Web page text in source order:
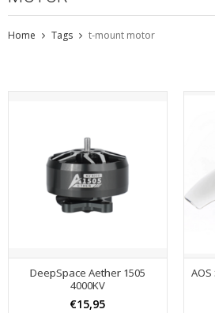
Home Tags t-mount motor
DeepSpace Aether 1505
4000KV
€15,95